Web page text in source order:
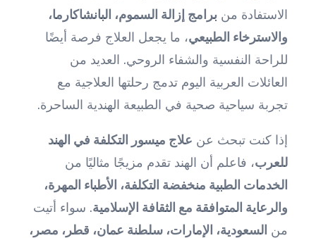
الاستفادة من برامج إزالة السموم، البانشاكارما،
والاسترخاء الطبيعي، ما يجعل العلاج فرصة أيضًا
للراحة النفسية والشفاء الروحي. العديد من
العائلات العربية اليوم تدمج رحلتها العلاجية مع
تجربة سياحية صحية في الطبيعة الهندية الساحرة.
إذا كنت تبحث عن علاج ميسور التكلفة في الهند
للعرب، فاعلم أن الهند تقدم مزيجًا مثاليًا من
الخدمات الطبية منخفضة التكلفة، الأطباء المهرة،
والرعاية المتوافقة مع الثقافة الإسلامية. سواء أتيت
من السعودية، الإمارات، سلطنة عمان، قطر، مصر،